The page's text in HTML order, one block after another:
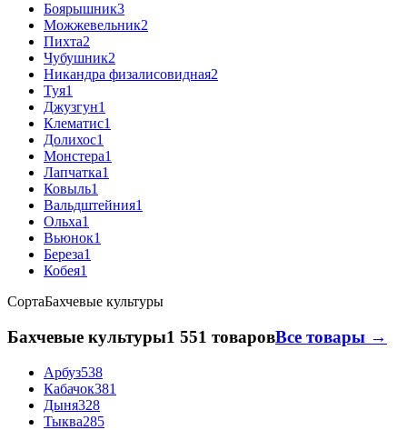
Боярышник3
Можжевельник2
Пихта2
Чубушник2
Никандра физалисовидная2
Туя1
Джузгун1
Клематис1
Долихос1
Монстера1
Лапчатка1
Ковыль1
Вальдштейния1
Ольха1
Вьюнок1
Береза1
Кобея1
СортаБахчевые культуры
Бахчевые культуры1 551 товаровВсе товары →
Арбуз538
Кабачок381
Дыня328
Тыква285